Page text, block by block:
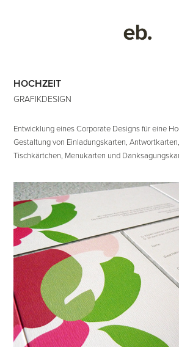
HOCHZEIT
GRAFIKDESIGN
Entwicklung eines Corporate Designs für eine
Gestaltung von Einladungskarten,
Tischkärtchen, Menukarten und